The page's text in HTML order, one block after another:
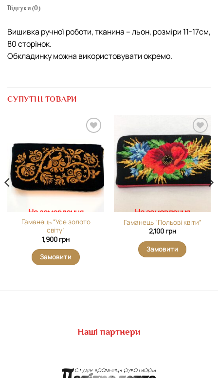
Відгуки (0)
Вишивка ручної роботи, тканина – льон, розміри 11-17см,
80 сторінок.
Обкладинку можна використовувати окремо.
СУПУТНІ ТОВАРИ
виріб у
вибране
На замовлення
Гаманець “Усе золото
світу”
1,900 грн
Замовити
Додати
виріб у
вибране
На замовлення
Гаманець “Польові квіти”
2,100 грн
Замовити
Наші партнери